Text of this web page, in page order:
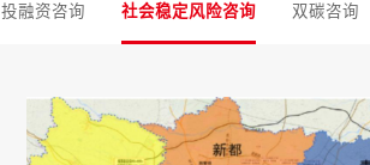
投融资咨询 社会稳定风险咨询 双碳咨询